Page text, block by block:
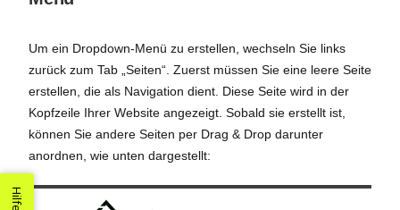
Um ein Dropdown-Menü zu erstellen, wechseln Sie links
zurück zum Tab „Seiten“. Zuerst müssen Sie eine leere Seite
erstellen, die als Navigation dient. Diese Seite wird in der
Kopfzeile Ihrer Website angezeigt. Sobald sie erstellt ist,
können Sie andere Seiten per Drag & Drop darunter
anordnen, wie unten dargestellt:
Hilfe